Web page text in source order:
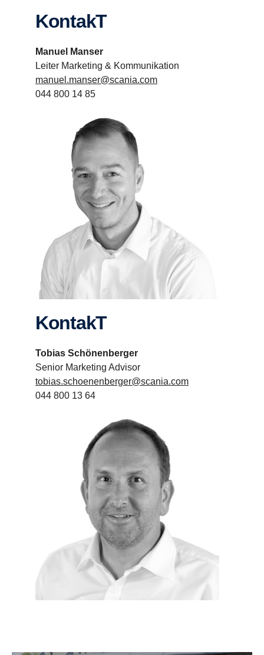
KontakT
Manuel Manser
Leiter Marketing & Kommunikation
manuel.manser@scania.com
044 800 14 85
KontakT
Tobias Schönenberger
Senior Marketing Advisor
tobias.schoenenberger@scania.com
044 800 13 64